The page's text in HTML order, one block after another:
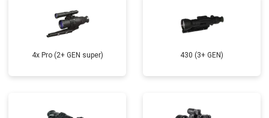
4x Pro (2+ GEN super) 430 (3+ GEN)